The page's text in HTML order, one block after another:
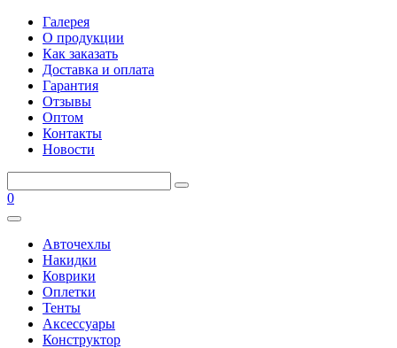
Галерея
О продукции
Как заказать
Доставка и оплата
Гарантия
Отзывы
Оптом
Контакты
Новости
0
Авточехлы
Накидки
Коврики
Оплетки
Тенты
Аксессуары
Конструктор